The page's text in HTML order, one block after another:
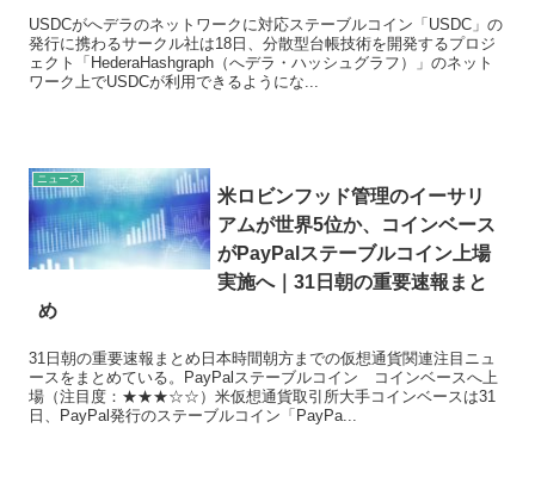
USDCがへデラのネットワークに対応ステーブルコイン「USDC」の
発行に携わるサークル社は18日、分散型台帳技術を開発するプロジ
ェクト「HederaHashgraph（へデラ・ハッシュグラフ）」のネット
ワーク上でUSDCが利用できるようにな...
ニュース
米ロビンフッド管理のイーサリ
アムが世界5位か、コインベース
がPayPalステーブルコイン上場
実施へ｜31日朝の重要速報まと
め
31日朝の重要速報まとめ日本時間朝方までの仮想通貨関連注目ニュ
ースをまとめている。PayPalステーブルコイン コインベースへ上
場（注目度：★★★☆☆）米仮想通貨取引所大手コインベースは31
日、PayPal発行のステーブルコイン「PayPa...